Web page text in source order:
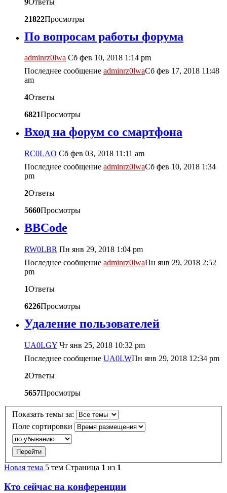
21822Просмотры
По вопросам работы форума
adminrz0lwa Сб фев 10, 2018 1:14 pm
Последнее сообщение adminrz0lwaСб фев 17, 2018 11:48
am
4Ответы
6821Просмотры
Вход на форум со смартфона
RC0LAO Сб фев 03, 2018 11:11 am
Последнее сообщение adminrz0lwaСб фев 10, 2018 1:34
pm
2Ответы
5660Просмотры
BBCode
RW0LBR Пн янв 29, 2018 1:04 pm
Последнее сообщение adminrz0lwaПн янв 29, 2018 2:52
pm
1Ответы
6226Просмотры
Удаление пользователей
UA0LGY Чт янв 25, 2018 10:32 pm
Последнее сообщение UA0LWПн янв 29, 2018 12:34 pm
2Ответы
5657Просмотры
Показать темы за:
Поле сортировки
Новая тема 5 тем Страница 1 из 1
Кто сейчас на конференции